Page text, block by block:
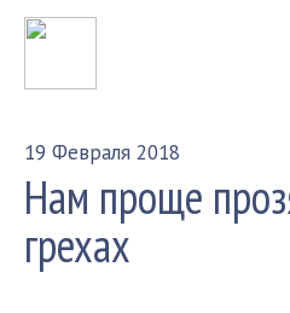
19 Февраля 2018
Нам проще
грехах